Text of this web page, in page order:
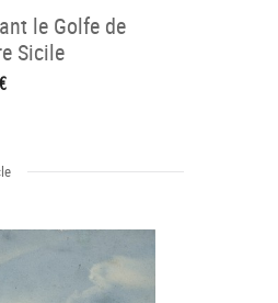
le Golfe de
Sicile